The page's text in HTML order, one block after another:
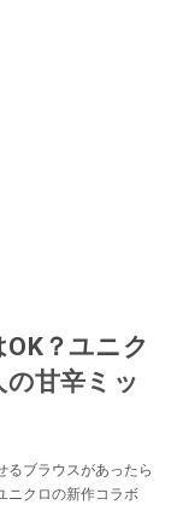
？ユニク
甘辛ミッ
るブラウスがあったら
ニクロの新作コラボ